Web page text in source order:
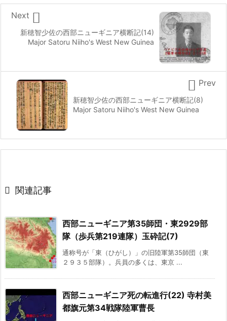
新穂智少佐の西部ニューギニア横断記(14)
Major Satoru Niiho's West New Guinea

Next
新穂智少佐の西部ニューギニア横断記(8)
Major Satoru Niiho's West New Guinea
 Prev
 関連記事
西部ニューギニア第35師団・東2929部
隊（歩兵第219連隊）玉砕記(7)
通称号が「東（ひがし）」の旧陸軍第35師団（東
２９３５部隊）。兵員の多くは、東京 ...
西部ニューギニア死の転進行(22) 寺村美
都旗元第34戦隊陸軍曹長